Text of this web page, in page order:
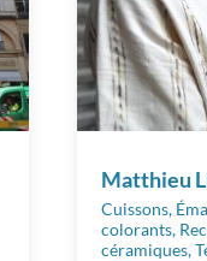
Matthieu
Cuissons,
colorants,
céramiques,